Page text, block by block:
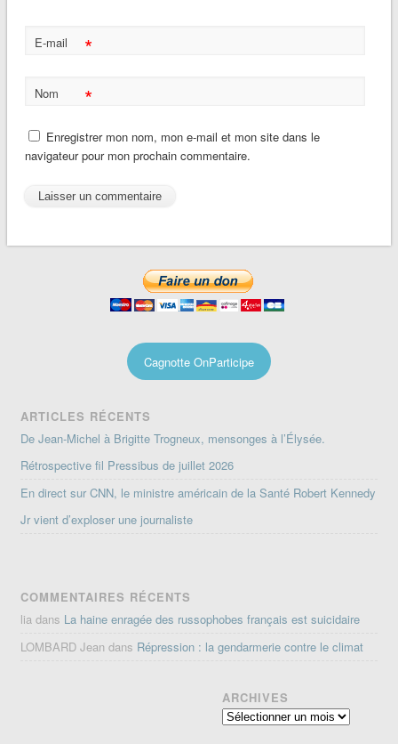
E-mail *
Nom *
Enregistrer mon nom, mon e-mail et mon site dans le
navigateur pour mon prochain commentaire.
Cagnotte OnParticipe
ARTICLES RÉCENTS
De Jean-Michel à Brigitte Trogneux, mensonges à l’Élysée.
Rétrospective fil Pressibus de juillet 2026
En direct sur CNN, le ministre américain de la Santé Robert Kennedy
Jr vient d’exploser une journaliste
COMMENTAIRES RÉCENTS
lia dans La haine enragée des russophobes français est suicidaire
LOMBARD Jean dans Répression : la gendarmerie contre le climat
ARCHIVES
Archives